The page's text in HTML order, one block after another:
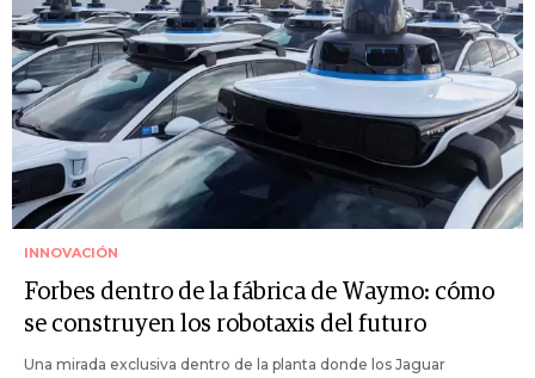
INNOVACIÓN
Forbes dentro de la fábrica de Waymo: cómo
se construyen los robotaxis del futuro
Una mirada exclusiva dentro de la planta donde los Jaguar